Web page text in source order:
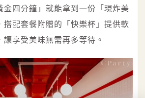
金四分鐘」就能拿到一份「現炸美
搭配套餐附贈的「快樂杯」提供軟
享受美味無需再多等待。